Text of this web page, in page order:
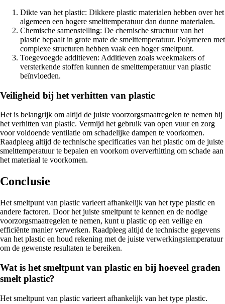
Dikte van het plastic: Dikkere plastic materialen hebben over het
algemeen een hogere smelttemperatuur dan dunne materialen.
Chemische samenstelling: De chemische structuur van het
plastic bepaalt in grote mate de smelttemperatuur. Polymeren met
complexe structuren hebben vaak een hoger smeltpunt.
Toegevoegde additieven: Additieven zoals weekmakers of
versterkende stoffen kunnen de smelttemperatuur van plastic
beïnvloeden.
Veiligheid bij het verhitten van plastic
Het is belangrijk om altijd de juiste voorzorgsmaatregelen te nemen bij
het verhitten van plastic. Vermijd het gebruik van open vuur en zorg
voor voldoende ventilatie om schadelijke dampen te voorkomen.
Raadpleeg altijd de technische specificaties van het plastic om de juiste
smelttemperatuur te bepalen en voorkom oververhitting om schade aan
het materiaal te voorkomen.
Conclusie
Het smeltpunt van plastic varieert afhankelijk van het type plastic en
andere factoren. Door het juiste smeltpunt te kennen en de nodige
voorzorgsmaatregelen te nemen, kunt u plastic op een veilige en
efficiënte manier verwerken. Raadpleeg altijd de technische gegevens
van het plastic en houd rekening met de juiste verwerkingstemperatuur
om de gewenste resultaten te bereiken.
Wat is het smeltpunt van plastic en bij hoeveel graden
smelt plastic?
Het smeltpunt van plastic varieert afhankelijk van het type plastic.